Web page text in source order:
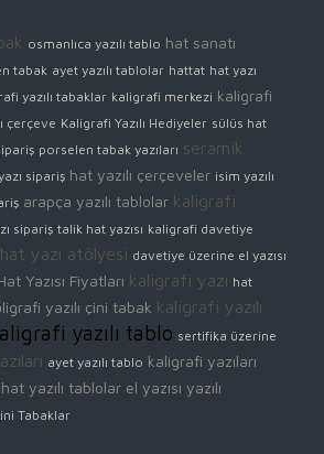
osmanlıca yazılı tablo hat sanatı
tabak ayet yazılı tablolar hattat hat yazı
yazılı tabaklar kaligrafi merkezi kaligrafi
çerçeve Kaligrafi Yazılı Hediyeler sülüs hat
porselen tabak yazıları seramik
sipariş hat yazılı çerçeveler isim yazılı
arapça yazılı tablolar kaligrafi
sipariş talik hat yazısı kaligrafi davetiye
hat yazı atölyesi davetiye üzerine el yazısı
Yazısı Fiyatları kaligrafi yazı hat
yazılı çini tabak kaligrafi yazılı
yazılı tablo sertifika üzerine
ayet yazılı tablo kaligrafi yazıları
hat yazılı tablolar el yazısı yazılı
Tabaklar